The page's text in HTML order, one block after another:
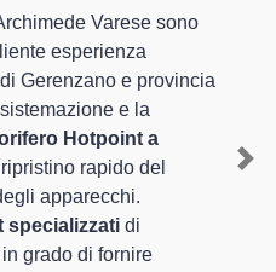
Varese sono
esperienza
Gerenzano e provincia
e la
Hotpoint a
rapido del
apparecchi.
specializzati di
grado di fornire